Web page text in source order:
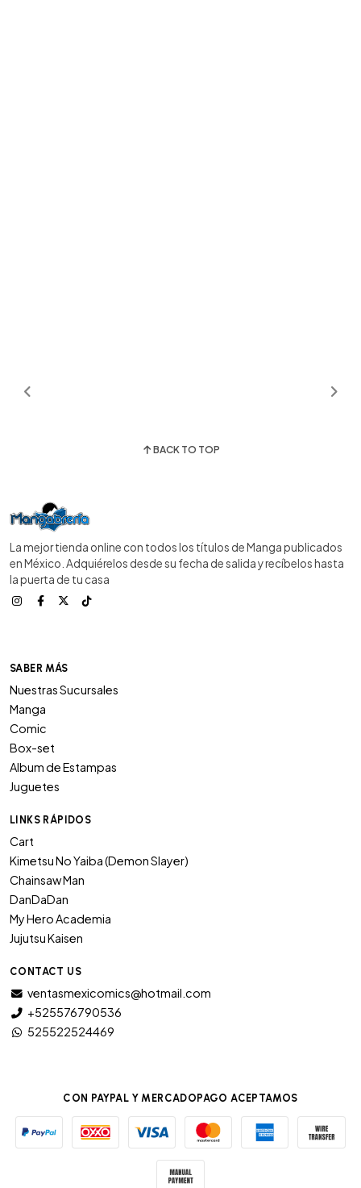
BACK TO TOP
La mejor tienda online con todos los títulos de Manga publicados
en México. Adquiérelos desde su fecha de salida y recíbelos hasta
la puerta de tu casa
SABER MÁS
Nuestras Sucursales
Manga
Comic
Box-set
Album de Estampas
Juguetes
LINKS RÁPIDOS
Cart
Kimetsu No Yaiba (Demon Slayer)
Chainsaw Man
DanDaDan
My Hero Academia
Jujutsu Kaisen
CONTACT US
ventasmexicomics@hotmail.com
+525576790536
525522524469
CON PAYPAL Y MERCADOPAGO ACEPTAMOS